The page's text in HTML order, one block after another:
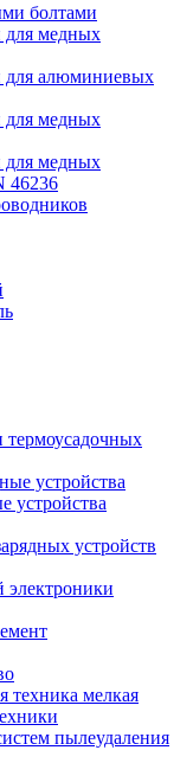
болтами
для медных
для алюминиевых
для медных
для медных
46236
термоусадочных
устройства
устройств
электроники
техника мелкая
пылеудаления